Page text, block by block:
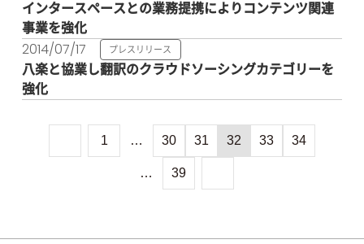
インタースペースとの業務提携によりコンテンツ関連
事業を強化
2014/07/17 プレスリリース
八楽と協業し翻訳のクラウドソーシングカテゴリーを
強化
1 … 30 31 32 33 34
… 39